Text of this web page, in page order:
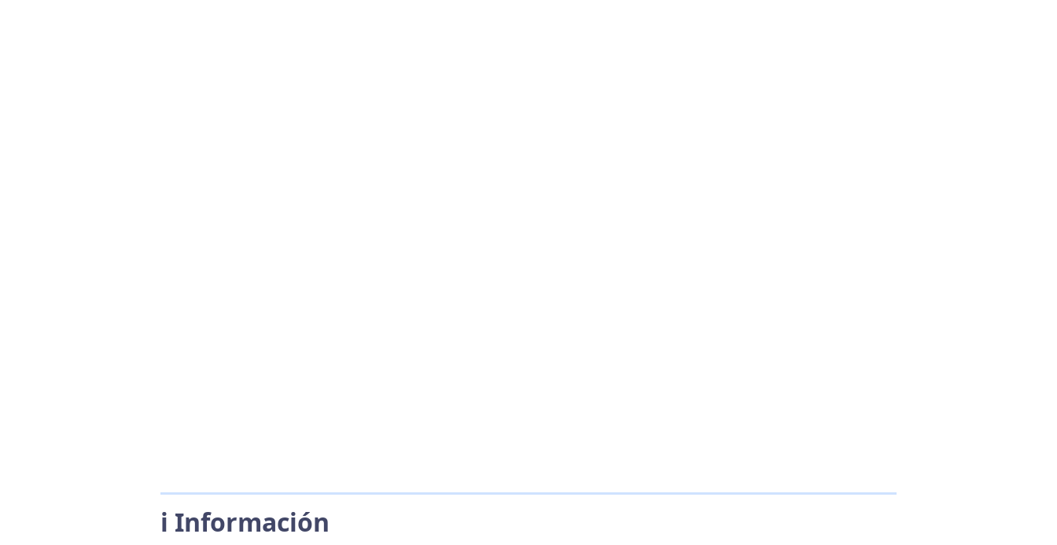
ℹ️ Información